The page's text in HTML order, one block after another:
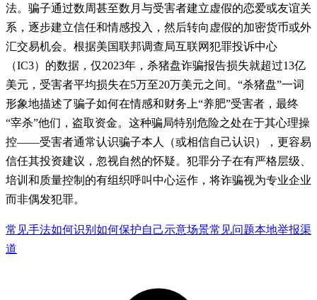
法。骗子通过数周甚至数月与受害者建立虚假的恋爱或友谊关
系，逐步建立信任和情感投入，然后转向虚假的加密货币或外
汇交易机会。根据美国联邦调查局互联网犯罪投诉中心
（IC3）的数据，仅2023年，杀猪盘诈骗报告损失就超过13亿
美元，受害者平均损失在5万至20万美元之间。“杀猪盘”一词
形象地描述了骗子如何在情感和财务上“养肥”受害者，最终
“宰杀”他们，盗取资金。这种骗局特别危险之处在于其心理操
控——受害者通常认识骗子本人（或相信自己认识），更容易
信任其投资建议，忽视自然的怀疑。犯罪分子在有严格层级、
培训和质量控制的有组织呼叫中心运作，将诈骗视为专业企业
而非偶发犯罪。
常见手法如何识别 如何保护自己示意场景常见问题本地举报渠
道